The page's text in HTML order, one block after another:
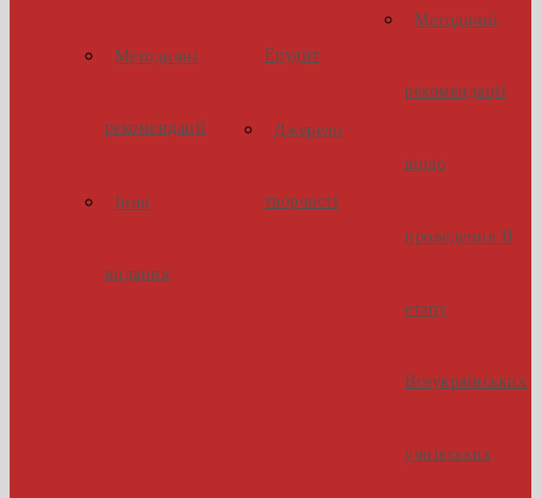
Методичні
рекомендації
Інші
видання
Ерудит
Джерело
творчості
Методичні
рекомендації
щодо
проведення ІІ
етапу
Всеукраїнських
учнівських